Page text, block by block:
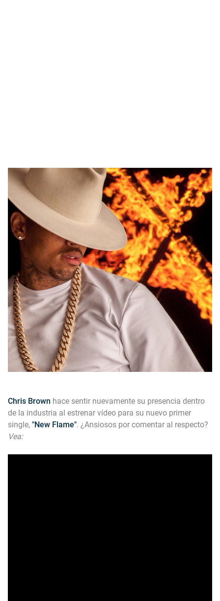
Chris Brown hace sentir nuevamente su presencia dentro
de la industria al estrenar vídeo para su nuevo primer
single, "New Flame". ¿Ansiosos por comentar al respecto?
Vea: